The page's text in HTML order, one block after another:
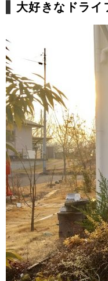
大好きなドライ